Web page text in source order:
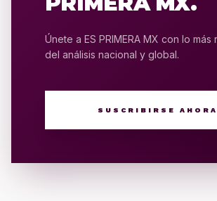
Únete a ES PRIMERA MX con lo más
del análisis nacional y global.
SUSCRIBIRSE AHORA